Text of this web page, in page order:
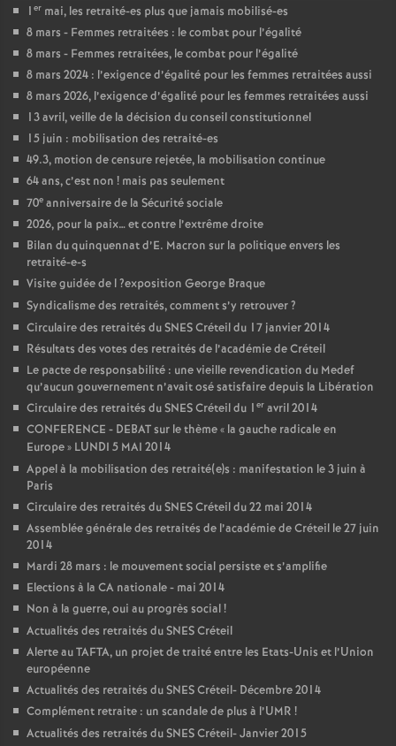
1 er mai, les retraité-es plus que jamais mobilisé-es
8 mars - Femmes retraitées : le combat pour l’égalité
8 mars - Femmes retraitées, le combat pour l’égalité
8 mars 2024 : l’exigence d’égalité pour les femmes retraitées aussi
8 mars 2026, l’exigence d’égalité pour les femmes retraitées aussi
13 avril, veille de la décision du conseil constitutionnel
15 juin : mobilisation des retraité-es
49.3, motion de censure rejetée, la mobilisation continue
64 ans, c’est non ! mais pas seulement
70e anniversaire de la Sécurité sociale
2026, pour la paix… et contre l’extrême droite
Bilan du quinquennat d’E. Macron sur la politique envers les
retraité-e-s
Visite guidée de l?exposition George Braque
Syndicalisme des retraités, comment s’y retrouver?
Circulaire des retraités duSNESCréteil du 17 janvier 2014
Résultats des votes des retraités de l’académie de Créteil
Le pacte de responsabilité : une vieille revendication du Medef
qu’aucun gouvernement n’avait osé satisfaire depuis la Libération
Circulaire des retraités duSNESCréteil du 1 er avril 2014
CONFERENCE - DEBATsur le thème « la gauche radicale en
Europe» LUNDI 5 MAI 2014
Appel à la mobilisation des retraité(e)s : manifestation le 3 juin à
Paris
Circulaire des retraités duSNESCréteil du 22 mai 2014
Assemblée générale des retraités de l’académie de Créteil le 27 juin
2014
Mardi 28 mars : le mouvement social persiste et s’amplifie
Elections à la CA nationale - mai 2014
Non à la guerre, oui au progrès social!
Actualités des retraités duSNESCréteil
Alerte auTAFTA, un projet de traité entre les Etats-Unis et l’Union
européenne
Actualités des retraités duSNESCréteil- Décembre 2014
Complément retraite : un scandale de plus à l’UMR !
Actualités des retraités duSNESCréteil- Janvier 2015